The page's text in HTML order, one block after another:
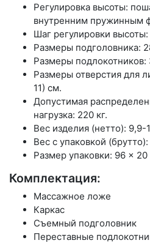
Регулировка высоты:
внутренним пружинным
Шаг регулировки
Размеры подголовника:
Размеры
Размеры отверстия для
11) см.
Допустимая
нагрузка: 220 кг.
Вес изделия (нетто): 9,9-
Вес с упаковкой (брутто):
Размер упаковки: 96 ×
Комплектация:
Массажное ложе
Каркас
Съемный подголовник
Переставные